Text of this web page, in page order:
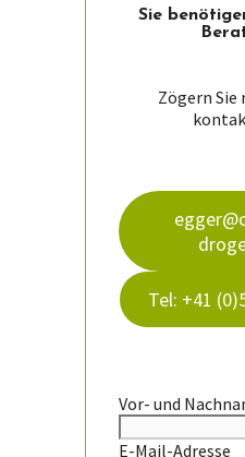
Sie
Zögern Sie
Tel: +41
Vor- und
E-Mail-Adresse